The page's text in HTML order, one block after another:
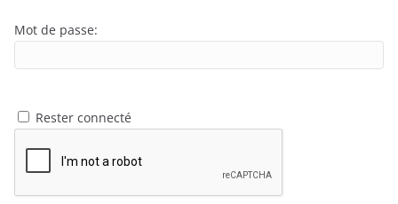
Mot de passe:
Rester connecté